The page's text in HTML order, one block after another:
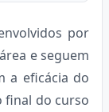
por
e seguem
a eficácia do
final do curso